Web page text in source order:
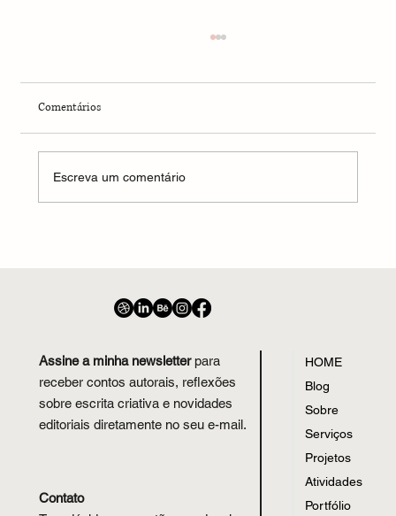
A Montanha, o Mar e a Cabana
Comentários
Escreva um comentário
Contato
Assine a minha newsletterpara
receber contos autorais, reflexões
sobre escrita criativa e novidades
editoriais diretamente no seu e-mail.
HOME
Blog
Sobre
Serviços
Projetos
Atividades
Portfólio